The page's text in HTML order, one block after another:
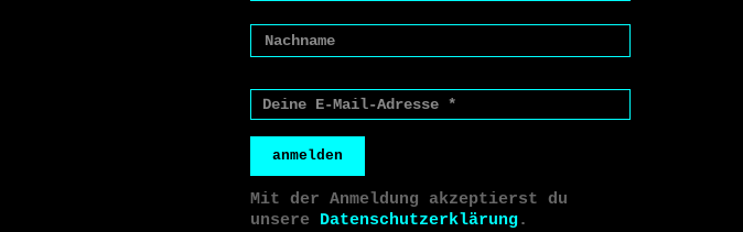
anmelden
Mit der Anmeldung akzeptierst du
unsere Datenschutzerklärung.